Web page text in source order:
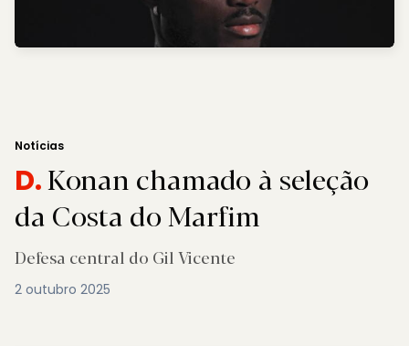
Notícias
D.Konan chamado à seleção
da Costa do Marfim
Defesa central do Gil Vicente
2 outubro 2025